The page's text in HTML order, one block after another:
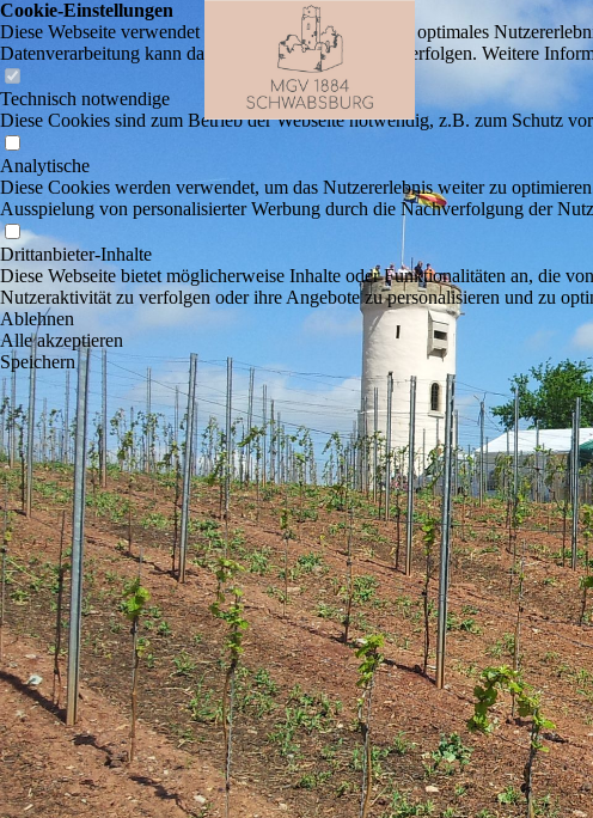
Cookie-Einstellungen
Diese Webseite verwendet Cookies, um Besuchern ein optimales
Datenverarbeitung kann dann auch in einem Drittland erfolgen. Weitere
Technisch notwendige
Diese Cookies sind zum Betrieb der Webseite notwendig, z.B. zum Schutz
Analytische
Diese Cookies werden verwendet, um das Nutzererlebnis weiter zu
Ausspielung von personalisierter Werbung durch die Nachverfolgung der
Drittanbieter-Inhalte
Diese Webseite bietet möglicherweise Inhalte oder Funktionalitäten an, die
Nutzeraktivität zu verfolgen oder ihre Angebote zu personalisieren und zu
Ablehnen
Alle akzeptieren
Speichern